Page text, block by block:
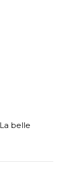
belle